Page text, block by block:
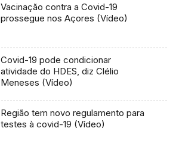
Vacinação contra a Covid-19
prossegue nos Açores (Vídeo)
Covid-19 pode condicionar
atividade do HDES, diz Clélio
Meneses (Vídeo)
Região tem novo regulamento para
testes à covid-19 (Vídeo)